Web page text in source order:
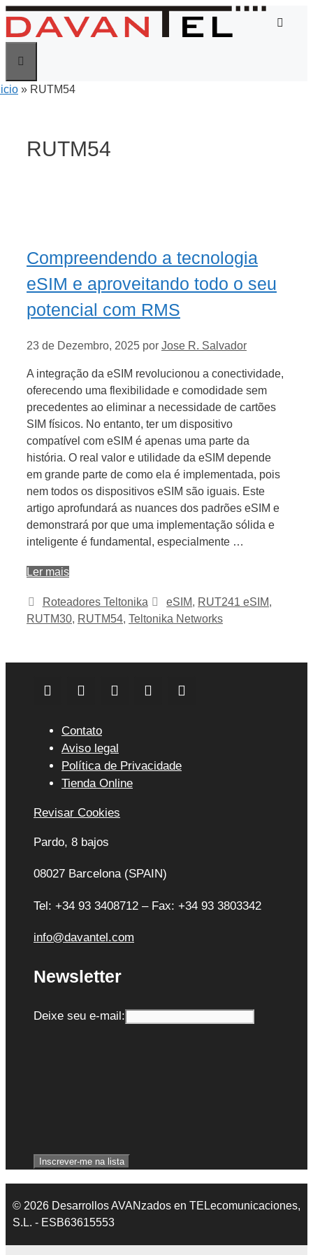
Saltar
para
conteúdo
Menu
» RUTM54
RUTM54
Compreendendo a tecnologia
eSIM e aproveitando todo o seu
potencial com RMS
23 de Dezembro, 2025 por Jose R. Salvador
A integração da eSIM revolucionou a conectividade,
oferecendo uma flexibilidade e comodidade sem
precedentes ao eliminar a necessidade de cartões
SIM físicos. No entanto, ter um dispositivo
compatível com eSIM é apenas uma parte da
história. O real valor e utilidade da eSIM depende
em grande parte de como ela é implementada, pois
nem todos os dispositivos eSIM são iguais. Este
artigo aprofundará as nuances dos padrões eSIM e
demonstrará por que uma implementação sólida e
inteligente é fundamental, especialmente …
Ler mais
Categorias
Roteadores Teltonika Etiquetas
eSIM, RUT241 eSIM,
RUTM30, RUTM54, Teltonika Networks
Contato
Aviso legal
Política de Privacidade
Tienda Online
Revisar Cookies
Pardo, 8 bajos
08027 Barcelona (SPAIN)
Tel: +34 93 3408712 – Fax: +34 93 3803342
info@davantel.com
Newsletter
Deixe seu e-mail:
© 2026 Desarrollos AVANzados en TELecomunicaciones,
S.L. - ESB63615553